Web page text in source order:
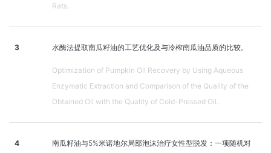
Rats.
3 水酶法提取南瓜籽油的工艺优化及与冷榨南瓜油品质的比较。
Optimization of Pumpkin Oil Recovery by Using Aqueous
Enzymatic Extraction and Comparison of the Quality of the
Obtained Oil with the Quality of Cold-Pressed Oil.
4
南瓜籽油与5%米诺地尔局部泡沫治疗女性型脱发：一项随机对